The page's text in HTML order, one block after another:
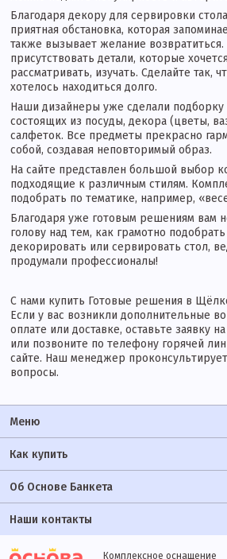
Благодаря декору для сервировки
приятная обстановка, которая
также вызывает желание
присутствовать детали, которые
рассматривать, изучать. Сделайте так,
хотелось находиться долго.
Наши дизайнеры уже сделали подборку
состоящих из посуды, декора (цветы,
салфеток. Все предметы прекрасно
собой, создавая неповторимый образ.
На сайте представлен большой выбор
подходящие к различным стилям.
подобрать по тематике, например,
Благодаря уже готовым решениям вам
голову над тем, как грамотно
декорировать или сервировать стол,
продумали профессионалы!
С нами купить Готовые решения в
Если у вас возникли дополнительные
оплате или доставке, оставьте заявку
или позвоните по телефону горячей
сайте. Наш менеджер
вопросы.
Меню
Как купить
Об Основе Банкета
Наши контакты
Комплексное оснащение